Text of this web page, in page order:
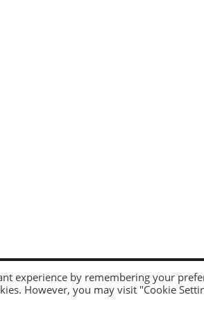
© 2021 – tutti i diritti sono
experience by remembering your
However, you may visit "Cookie
offrirti la migliore esperienza sul nostro